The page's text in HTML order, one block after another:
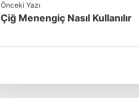
Önceki Yazı
Çiğ Menengiç Nasıl Kullanılır